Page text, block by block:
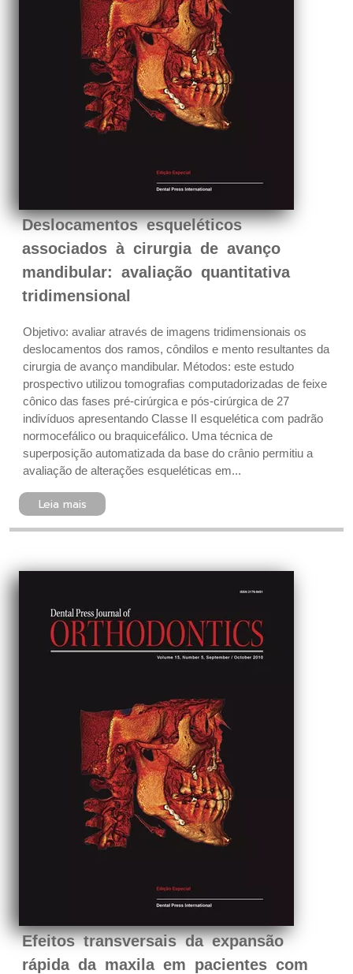
Deslocamentos esqueléticos
associados à cirurgia de avanço
mandibular: avaliação quantitativa
tridimensional
Objetivo: avaliar através de imagens tridimensionais os
deslocamentos dos ramos, côndilos e mento resultantes da
cirurgia de avanço mandibular. Métodos: este estudo
prospectivo utilizou tomografias computadorizadas de feixe
cônico das fases pré-cirúrgica e pós-cirúrgica de 27
indivíduos apresentando Classe II esquelética com padrão
normocefálico ou braquicefálico. Uma técnica de
superposição automatizada da base do crânio permitiu a
avaliação de alterações esqueléticas em...
Leia mais
Efeitos transversais da expansão
rápida da maxila em pacientes com